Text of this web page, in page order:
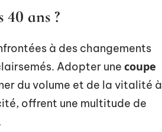
ans ?
à des changements
Adopter une coupe
du volume et de la vitalité à
offrent une multitude de